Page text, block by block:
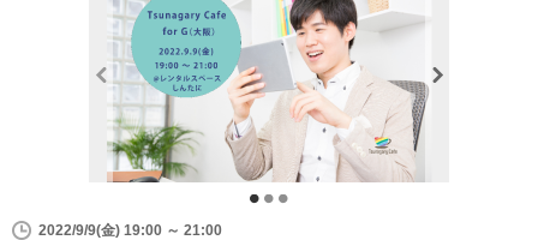
2022/9/9(金) 19:00 ～ 21:00